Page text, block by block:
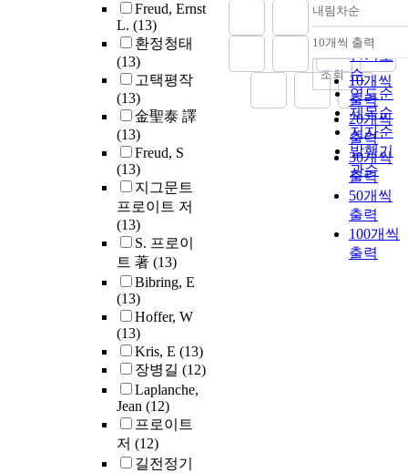
Freud, Ernst
L. (13)
환정청태
(13)
고택평작
(13)
金聖泰 譯
(13)
Freud, S
(13)
지그문트
프로이트 저
(13)
S. 프로이
트 著 (13)
Bibring, E
(13)
Hoffer, W
(13)
Kris, E (13)
장병길 (12)
Laplanche,
Jean (12)
프로이트
저 (12)
길전정기
정확도
순
인기도
순
연도순
제목순
저자순
발행기
관순
내림차순
내림차순
10개씩 출력
10개씩
출력
20개씩
출력
30개씩
출력
50개씩
출력
100개씩
출력
조회